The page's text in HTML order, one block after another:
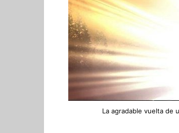
La agradable vuelta de